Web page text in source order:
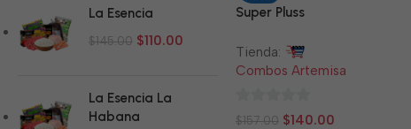
La Esencia
$145.00 $110.00
La Esencia La
Habana
Super Pluss
Tienda:
Combos Artemisa
0
$157.00 $140.00